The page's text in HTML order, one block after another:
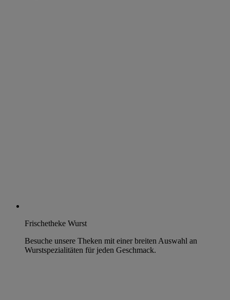
Frischetheke Wurst
Besuche unsere Theken mit einer breiten Auswahl an
Wurstspezialitäten für jeden Geschmack.